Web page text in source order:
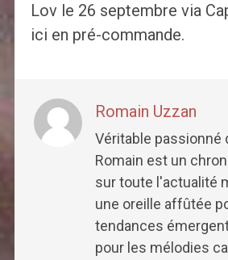
Lov le 26 septembre via
ici en pré-commande.
Romain Uzzan
Véritable passionné
Romain est un
sur toute l'actualité
une oreille affûtée
tendances
pour les mélodies